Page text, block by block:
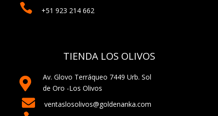
+51 923 214 662

TIENDA LOS OLIVOS
Av. Glovo Terráqueo 7449 Urb. Sol
de Oro -Los Olivos
ventaslosolivos@goldenanka.com

